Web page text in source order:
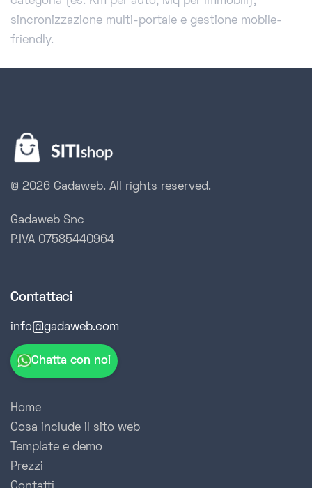
sincronizzazione multi-portale e gestione mobile-
friendly.
© 2026 Gadaweb. All rights reserved.
Gadaweb Snc
P.IVA 07585440964
Contattaci
info@gadaweb.com
Chatta con noi
Home
Cosa include il sito web
Template e demo
Prezzi